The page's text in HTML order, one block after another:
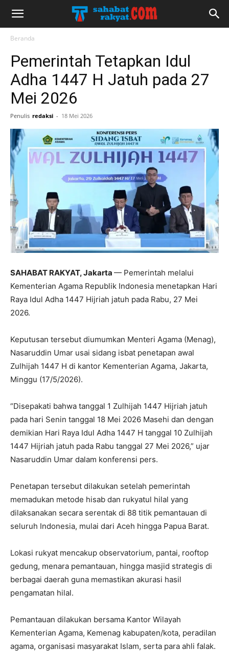
Beranda
Pemerintah Tetapkan Idul
Adha 1447 H Jatuh pada 27
Mei 2026
Penulis redaksi - 18 Mei 2026
SAHABAT RAKYAT, Jakarta — Pemerintah melalui
Kementerian Agama Republik Indonesia menetapkan Hari
Raya Idul Adha 1447 Hijriah jatuh pada Rabu, 27 Mei
2026.
Keputusan tersebut diumumkan Menteri Agama (Menag),
Nasaruddin Umar usai sidang isbat penetapan awal
Zulhijah 1447 H di kantor Kementerian Agama, Jakarta,
Minggu (17/5/2026).
“Disepakati bahwa tanggal 1 Zulhijah 1447 Hijriah jatuh
pada hari Senin tanggal 18 Mei 2026 Masehi dan dengan
demikian Hari Raya Idul Adha 1447 H tanggal 10 Zulhijah
1447 Hijriah jatuh pada Rabu tanggal 27 Mei 2026,” ujar
Nasaruddin Umar dalam konferensi pers.
Penetapan tersebut dilakukan setelah pemerintah
memadukan metode hisab dan rukyatul hilal yang
dilaksanakan secara serentak di 88 titik pemantauan di
seluruh Indonesia, mulai dari Aceh hingga Papua Barat.
Lokasi rukyat mencakup observatorium, pantai, rooftop
gedung, menara pemantauan, hingga masjid strategis di
berbagai daerah guna memastikan akurasi hasil
pengamatan hilal.
Pemantauan dilakukan bersama Kantor Wilayah
Kementerian Agama, Kemenag kabupaten/kota, peradilan
agama, organisasi masyarakat Islam, serta para ahli falak.